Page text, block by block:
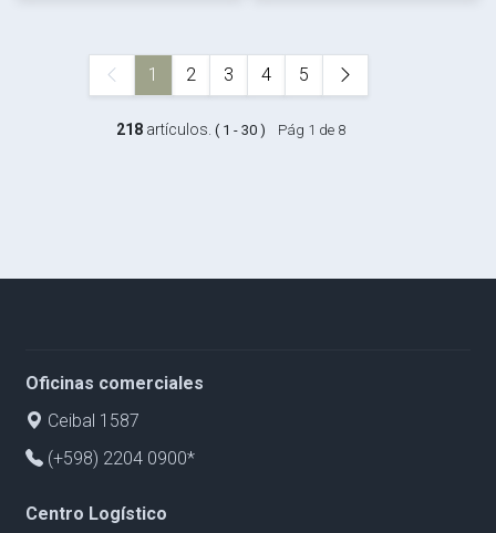
1 2 3 4 5
218artículos. ( 1 - 30 ) Pág 1 de 8
Oficinas comerciales
Ceibal 1587
(+598) 2204 0900*
Centro Logístico